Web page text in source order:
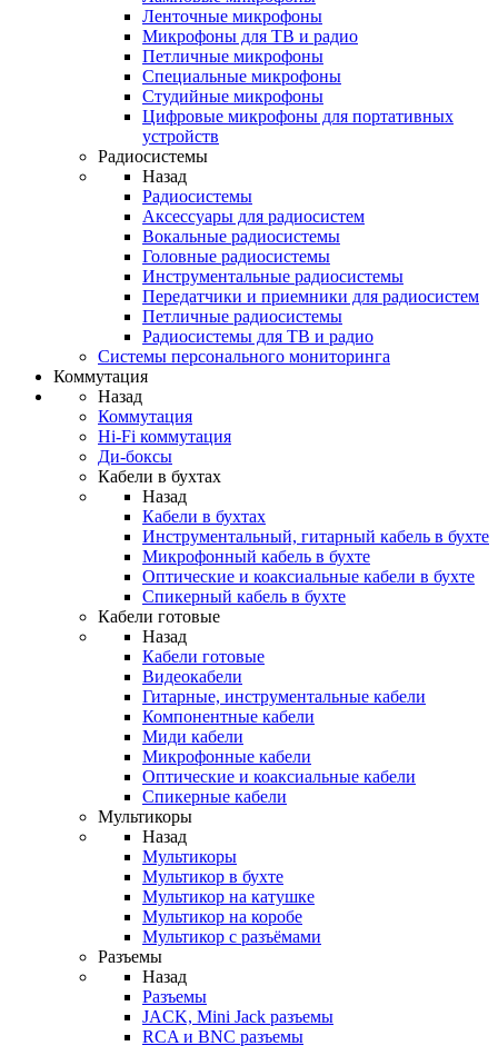
Ленточные микрофоны
Микрофоны для ТВ и радио
Петличные микрофоны
Специальные микрофоны
Студийные микрофоны
Цифровые микрофоны для портативных
устройств
Радиосистемы
Назад
Радиосистемы
Аксессуары для радиосистем
Вокальные радиосистемы
Головные радиосистемы
Инструментальные радиосистемы
Передатчики и приемники для радиосистем
Петличные радиосистемы
Радиосистемы для ТВ и радио
Системы персонального мониторинга
Коммутация
Назад
Коммутация
Hi-Fi коммутация
Ди-боксы
Кабели в бухтах
Назад
Кабели в бухтах
Инструментальный, гитарный кабель в бухте
Микрофонный кабель в бухте
Оптические и коаксиальные кабели в бухте
Спикерный кабель в бухте
Кабели готовые
Назад
Кабели готовые
Видеокабели
Гитарные, инструментальные кабели
Компонентные кабели
Миди кабели
Микрофонные кабели
Оптические и коаксиальные кабели
Спикерные кабели
Мультикоры
Назад
Мультикоры
Мультикор в бухте
Мультикор на катушке
Мультикор на коробе
Мультикор с разъёмами
Разъемы
Назад
Разъемы
JACK, Mini Jack разъемы
RCA и BNC разъемы